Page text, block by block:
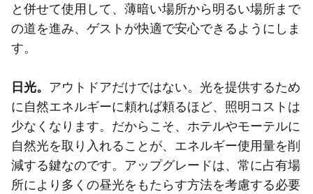
と併せて使用して、薄暗い場所から明るい場所まで
の道を進み、ゲストが快適で安心できるようにしま
す。
日光。 アウトドアだけではない。光を提供するため
に自然エネルギーに頼れば頼るほど、照明コストは
少なくなります。だからこそ、ホテルやモーテルに
自然光を取り入れることが、エネルギー使用量を削
減する鍵なのです。アップグレードは、常に占有場
所により多くの昼光をもたらす方法を考慮する必要